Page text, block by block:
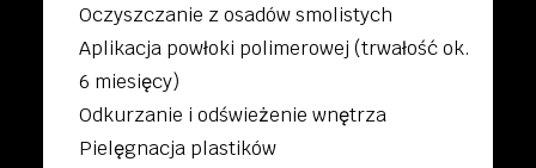
Oczyszczanie z osadów smolistych
Aplikacja powłoki polimerowej (trwałość ok.
6 miesięcy)
Odkurzanie i odświeżenie wnętrza
Pielęgnacja plastików